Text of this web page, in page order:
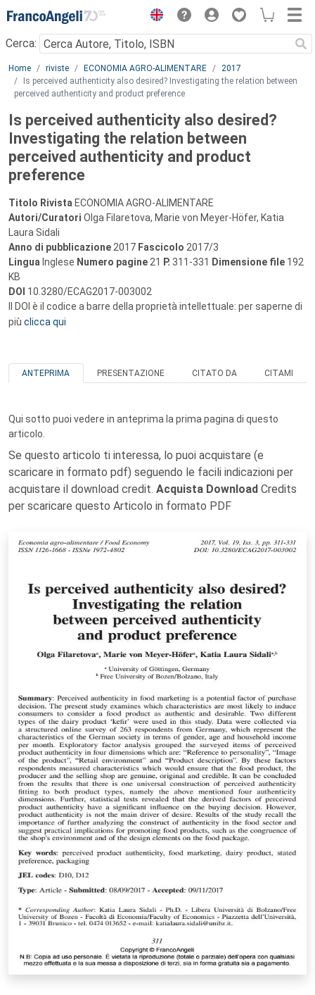
Menu
Cerca:
Main content
Home riviste ECONOMIA AGRO-ALIMENTARE
2017
Is perceived authenticity also desired? Investigating the relation between
perceived authenticity and product preference
Is perceived authenticity also desired?
Investigating the relation between
perceived authenticity and product
preference
Titolo Rivista ECONOMIA AGRO-ALIMENTARE
Autori/Curatori Olga Filaretova, Marie von Meyer-Höfer, Katia
Laura Sidali
Anno di pubblicazione 2017 Fascicolo 2017/3
Lingua Inglese Numero pagine 21 P. 311-331 Dimensione file 192
KB
DOI 10.3280/ECAG2017-003002
Il DOI è il codice a barre della proprietà intellettuale: per saperne di
più clicca qui
ANTEPRIMA PRESENTAZIONE CITATO DA CITAMI
Qui sotto puoi vedere in anteprima la prima pagina di questo
articolo.
Se questo articolo ti interessa, lo puoi acquistare (e
scaricare in formato pdf) seguendo le facili indicazioni per
acquistare il download credit. Acquista Download Credits
per scaricare questo Articolo in formato PDF